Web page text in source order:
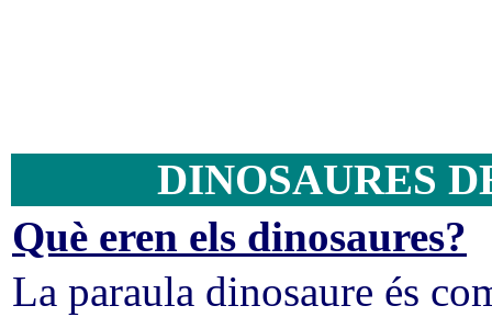
DINOSAURES
Què eren els dinosaures?
La paraula dinosaure és